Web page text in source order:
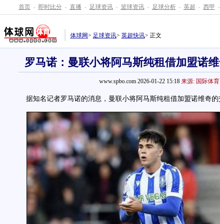
首页 - 即时比分 - 直播 - 足球资讯 - 篮球资讯 - 足球分析 - 英超 - 西甲 -
体球网> 足球资讯> 英超快讯> 正文
罗马诺：曼联小将阿马斯纯租借加盟诺
www.spbo.com 2026-01-22 15:18 来源: 国际体育
据知名记者罗马诺的消息，曼联小将阿马斯纯租借加盟诺维奇的